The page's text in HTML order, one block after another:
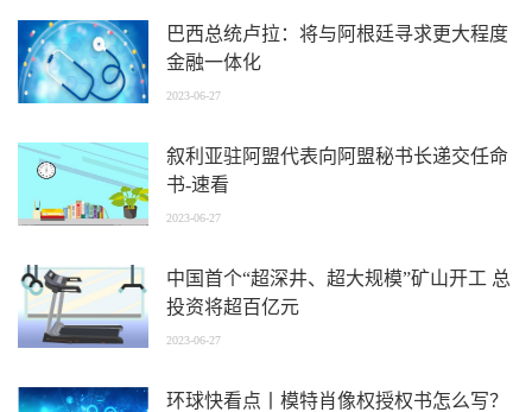
巴西总统卢拉：将与阿根廷寻求更大程度
金融一体化
2023-06-27
叙利亚驻阿盟代表向阿盟秘书长递交任命
书-速看
2023-06-27
中国首个“超深井、超大规模”矿山开工 总
投资将超百亿元
2023-06-27
环球快看点丨模特肖像权授权书怎么写？